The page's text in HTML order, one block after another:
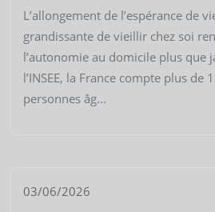
L’allongement de l’espérance de
grandissante de vieillir chez soi
l’autonomie au domicile plus que
l’INSEE, la France compte plus de
personnes âg...
03/06/2026